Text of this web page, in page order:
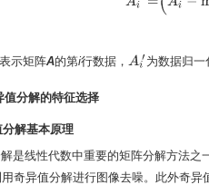
表示矩阵A的第i行数据， Ai′ 为数据归一
分解的特征选择
解基本原理
是线性代数中重要的矩阵分解方法
奇异值分解进行图像去噪。此外奇